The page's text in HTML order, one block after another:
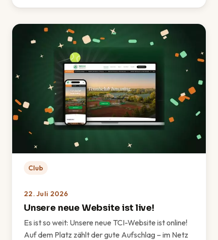
Club
22. Juli 2026
Unsere neue Website ist live!
Es ist so weit: Unsere neue TCI-Website ist online!
Auf dem Platz zählt der gute Aufschlag – im Netz